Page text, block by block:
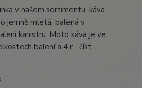
v našem sortimentu, káva
jemně mletá, balená v
kanistru. Moto káva je ve
balení a 4 r... číst